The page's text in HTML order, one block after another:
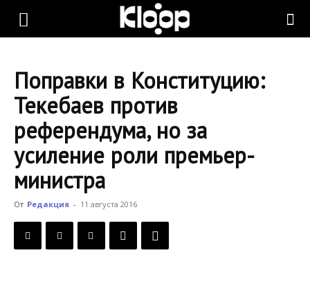
KLOOP.KG
Новости
Кыргызстана
Поправки в Конституцию:
Текебаев против
референдума, но за
усиление роли премьер-
министра
От Редакция - 11 августа 2016